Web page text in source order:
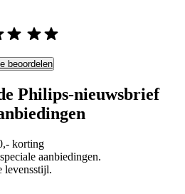
beoordelen
Philips-nieuwsbrief
korting
aanbiedingen.
levensstijl.